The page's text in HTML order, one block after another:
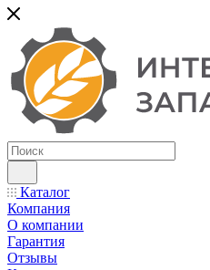
Каталог
Компания
О компании
Гарантия
Отзывы